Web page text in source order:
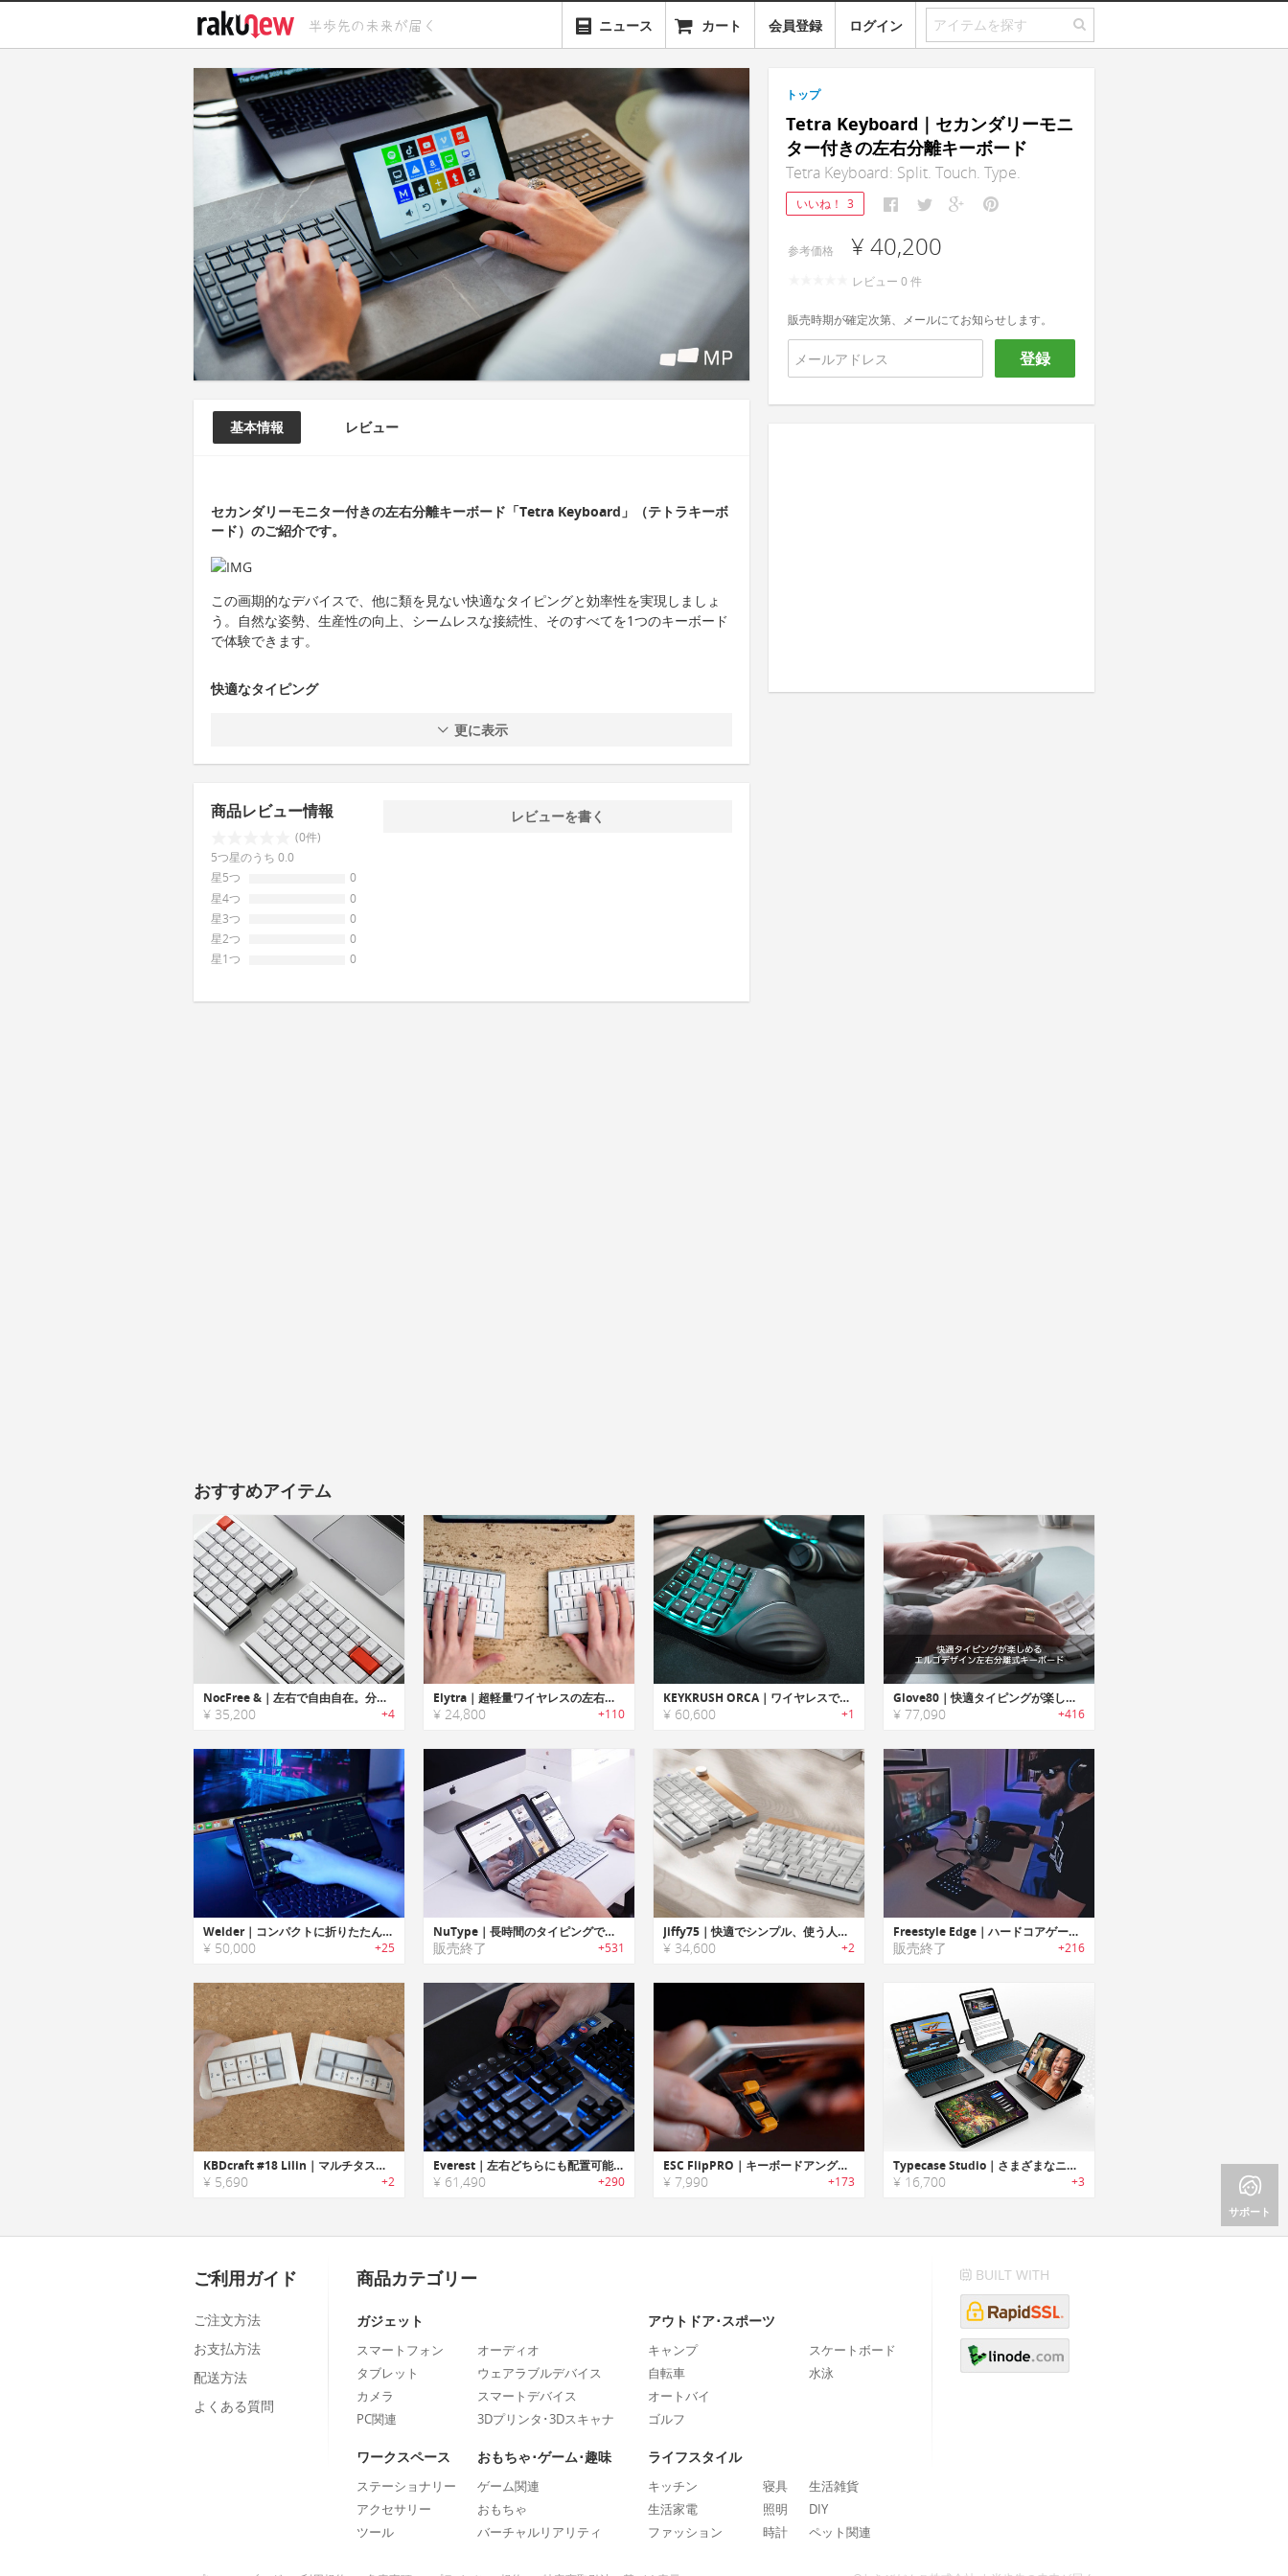
ニュース カート 会員登録 ログイン
基本情報 レビュー
セカンダリーモニター付きの左右分離キーボード「Tetra Keyboard」（テトラキーボ
ード）のご紹介です。
この画期的なデバイスで、他に類を見ない快適なタイピングと効率性を実現しましょ
う。自然な姿勢、生産性の向上、シームレスな接続性、そのすべてを1つのキーボード
で体験できます。
快適なタイピング
更に表示
商品レビュー情報
(0件)
5つ星のうち 0.0
星5つ
0
星4つ
0
星3つ
0
星2つ
0
星1つ
0
レビューを書く
トップ
Tetra Keyboard｜セカンダリーモニ
ター付きの左右分離キーボード
Tetra Keyboard: Split. Touch. Type.
いいね！ 3
参考価格 ¥ 40,200
レビュー 0 件
販売時期が確定次第、メールにてお知らせします。
登録
おすすめアイテム
NocFree &｜左右で自由自在。分裂できるワイヤレスキーボード
¥ 35,200 +4
Elytra｜超軽量ワイヤレスの左右分割キーボード
¥ 24,800 +110
KEYKRUSH ORCA｜ワイヤレスで使用でき、RGBライト搭載＆カスタマイズ可能な左右分割キーボード
¥ 60,600 +1
Glove80｜快適タイピングが楽しめるエルゴデザイン左右分離式キーボード「グローブ80」
¥ 77,090 +416
Welder｜コンパクトに折りたたんで使えるタッチスクリーン付きメカニカルキーボード
¥ 50,000 +25
NuType｜長時間のタイピングでも快適なメカニカルキーボード「ニュータイプ」
販売終了 +531
Jiffy75｜快適でシンプル、使う人に寄り添う設計で分割レイアウトのUnityキーボード
¥ 34,600 +2
Freestyle Edge｜ハードコアゲーマー用にデザインされたゲーミング用スプリットキーボード「フリースタイルエッジ」
販売終了 +216
KBDcraft #18 Lilin｜マルチタスクに活かせるマクロパッド
¥ 5,690 +2
Everest｜左右どちらにも配置可能なカスタマイズ性に優れたメカニカルゲーミングキーボード「エベレスト」
¥ 61,490 +290
ESC FlipPRO｜キーボードアングルをカスタマイズ可能なエルゴキーボードスタンド「フリップPRO」
¥ 7,990 +173
Typecase Studio｜さまざまなニーズに応える4-in-1iPad用キーボード
¥ 16,700 +3
サポート
ご利用ガイド
ご注文方法
お支払方法
配送方法
よくある質問
商品カテゴリー
ガジェット
スマートフォン
タブレット
カメラ
PC関連
オーディオ
ウェアラブルデバイス
スマートデバイス
3Dプリンタ･3Dスキャナ
アウトドア･スポーツ
キャンプ
自転車
オートバイ
ゴルフ
スケートボード
水泳
ワークスペース
ステーショナリー
アクセサリー
ツール
おもちゃ･ゲーム･趣味
ゲーム関連
おもちゃ
バーチャルリアリティ
ライフスタイル
キッチン
生活家電
ファッション
寝具
照明
時計
生活雑貨
DIY
ペット関連
BUILT WITH